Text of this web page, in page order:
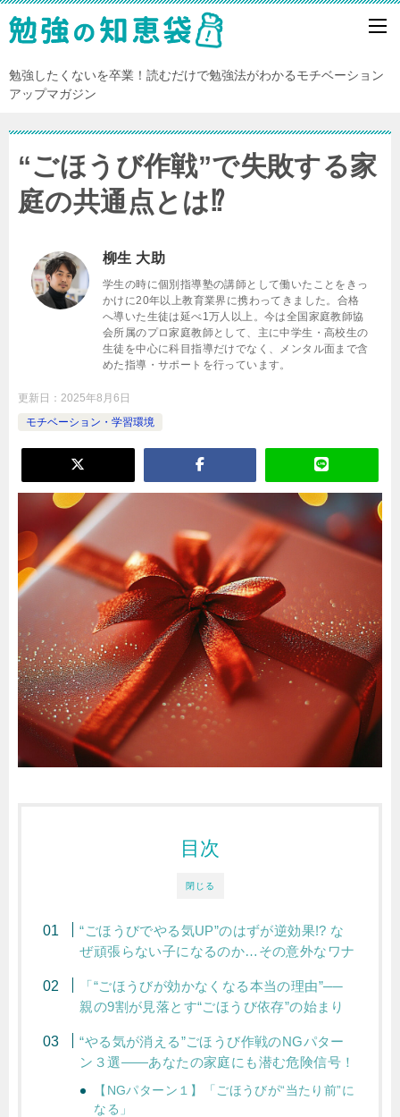
勉強したくないを卒業！読むだけで勉強法がわかるモチベーション
アップマガジン
“ごほうび作戦”で失敗する家
庭の共通点とは⁉
柳生 大助
学生の時に個別指導塾の講師として働いたことをきっ
かけに20年以上教育業界に携わってきました。合格
へ導いた生徒は延べ1万人以上。今は全国家庭教師協
会所属のプロ家庭教師として、主に中学生・高校生の
生徒を中心に科目指導だけでなく、メンタル面まで含
めた指導・サポートを行っています。
更新日： 2025年8月6日
モチベーション・学習環境
閉じる
目次
“ごほうびでやる気UP”のはずが逆効果!? な
ぜ頑張らない子になるのか…その意外なワナ
「“ごほうびが効かなくなる本当の理由”──
親の9割が見落とす“ごほうび依存”の始まり
“やる気が消える”ごほうび作戦のNGパター
ン３選――あなたの家庭にも潜む危険信号！
【NGパターン１】「ごほうびが“当たり前”に
なる」